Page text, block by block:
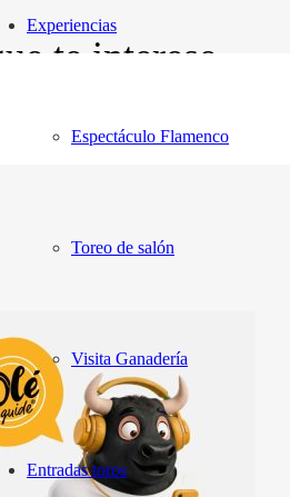
Experiencias
Espectáculo Flamenco
Toreo de salón
Visita Ganadería
Entradas toros
te interese…